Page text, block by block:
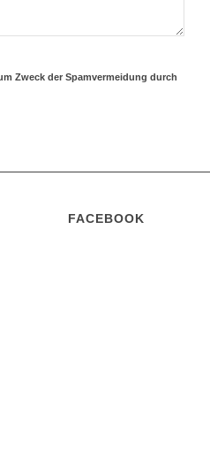
Zweck der Spamvermeidung durch
FACEBOOK